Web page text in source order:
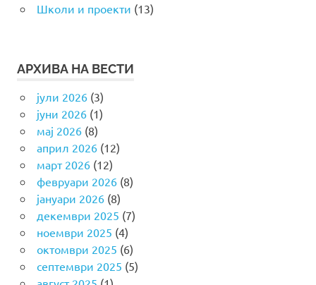
Школи и проекти (13)
АРХИВА НА ВЕСТИ
јули 2026(3)
јуни 2026(1)
мај 2026(8)
април 2026(12)
март 2026(12)
февруари 2026(8)
јануари 2026(8)
декември 2025 (7)
ноември 2025 (4)
октомври 2025 (6)
септември 2025 (5)